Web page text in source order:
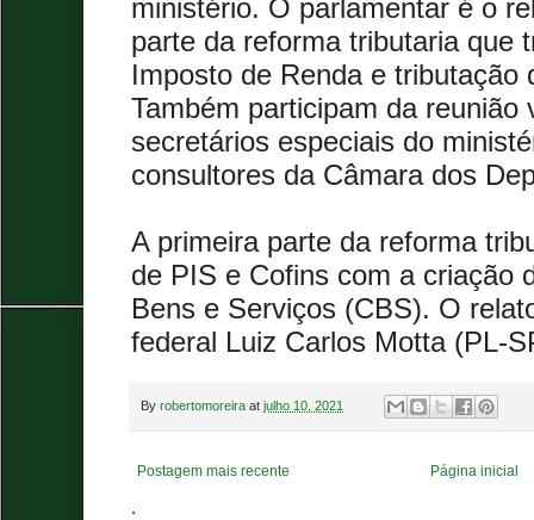
ministério. O parlamentar é o
parte da reforma tributaria que
Imposto de Renda e tributação
Também participam da reunião
secretários especiais do
consultores da Câmara dos
A primeira parte da reforma
de PIS e Cofins com a criação
Bens e Serviços (CBS). O
federal Luiz Carlos Motta (PL-
By robertomoreira at julho 10, 2021
Postagem mais recente Página inicial
.